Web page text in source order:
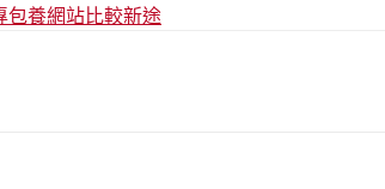
包養網站比較新途